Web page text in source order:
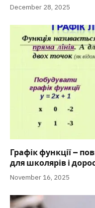
December 28, 2025
Графік функції –
для школярів і
November 16, 2025